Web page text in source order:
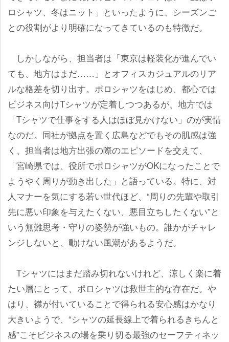
ロシャツ、冬はニット」といったように、シーズンご
との役割がより明確になってきているのも特徴だ。
しかしながら、担当者は「東京は軽装化が進んでい
ても、地方はまだ……」とオフィスカジュアルのリア
ルな格差を切り出す。ポロシャツをはじめ、都心では
ビジネス向けTシャツが定着しつつあるが、地方では
「Tシャツで仕事をする人はほぼ見かけない」のが実情
なのだ。同社が拠点を置く広島などでもその肌感は強
く、担当者は地方出張の際のエピソードを交えて、
「宮崎県では、役所でポロシャツがOKになったことで
ようやく周りが動き出した」と語っている。特に、対
人マナーを気にする若い世代ほど、“周りの先輩や取引
先に悪い印象を与えたくない、悪目立ちしたくない”と
いう無難思考・守りの姿勢が強いもの。誰かがチャレ
ンジしないと、動けない風潮があるようだ。
Tシャツにはまだ踏み切れないけれど、涼しく楽に着
たい層にとって、ポロシャツは救世主的な存在だ。
はり、襟が付いていることで得られる安心感はかなり
大きいようで、“シャツの延長線上で着られるきちんと
感”こそビジネスの場を乗り切る最強のセーフティネッ